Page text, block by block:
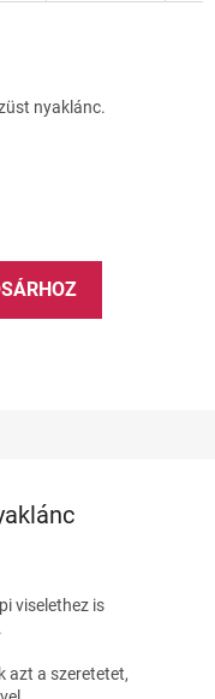
nyaklánc.
viselethez is
azt a szeretetet,